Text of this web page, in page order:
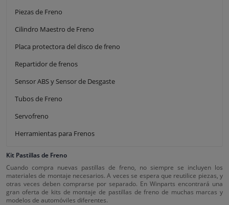
Piezas de Freno
Cilindro Maestro de Freno
Placa protectora del disco de freno
Repartidor de frenos
Sensor ABS y Sensor de Desgaste
Tubos de Freno
Servofreno
Herramientas para Frenos
Kit Pastillas de Freno
Cuando compra nuevas pastillas de freno, no siempre se incluyen los
materiales de montaje necesarios. A veces se espera que reutilice piezas, y
otras veces deben comprarse por separado. En Winparts encontrará una
gran oferta de kits de montaje de pastillas de freno de muchas marcas y
modelos de automóviles diferentes.